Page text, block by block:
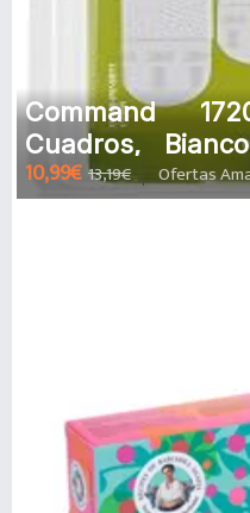
Command
Cuadros,
Piezas
10,99€ 13,19€ Ofertas